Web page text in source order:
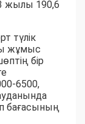
жылы 190,6
түлік
жұмыс
бір
6500,
бағасының